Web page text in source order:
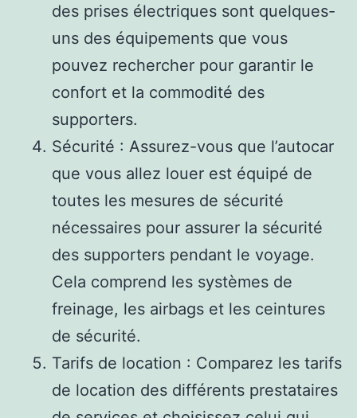
des prises électriques sont quelques-
uns des équipements que vous
pouvez rechercher pour garantir le
confort et la commodité des
supporters.
Sécurité : Assurez-vous que l’autocar
que vous allez louer est équipé de
toutes les mesures de sécurité
nécessaires pour assurer la sécurité
des supporters pendant le voyage.
Cela comprend les systèmes de
freinage, les airbags et les ceintures
de sécurité.
Tarifs de location : Comparez les tarifs
de location des différents prestataires